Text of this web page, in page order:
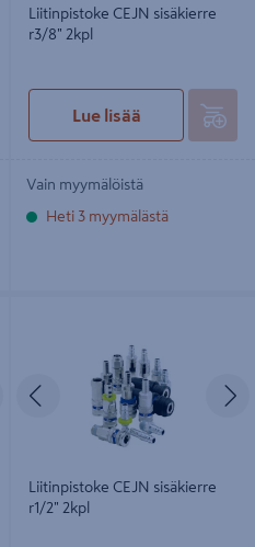
Liitinpistoke CEJN sisäkierre
r3/8" 2kpl
Lue lisää
Vain myymälöistä
Heti 3 myymälästä
SeuraavaEdellinen
Liitinpistoke CEJN sisäkierre
r1/2" 2kpl